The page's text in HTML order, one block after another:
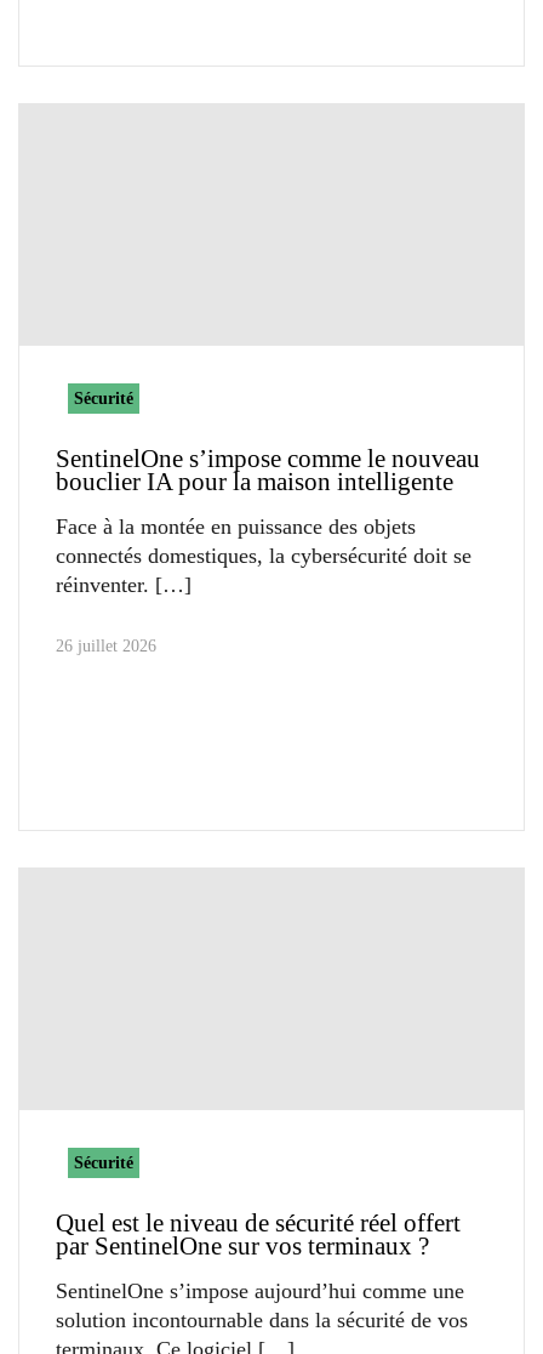
Sécurité
SentinelOne s’impose comme le nouveau
bouclier IA pour la maison intelligente
Face à la montée en puissance des objets
connectés domestiques, la cybersécurité doit se
réinventer.
26 juillet 2026
Sécurité
Quel est le niveau de sécurité réel offert
par SentinelOne sur vos terminaux ?
SentinelOne s’impose aujourd’hui comme une
solution incontournable dans la sécurité de vos
terminaux. Ce logiciel